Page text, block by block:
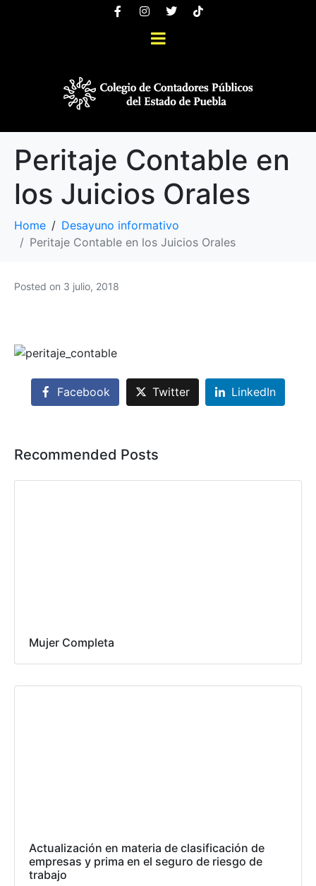
Peritaje Contable en
los Juicios Orales
Home
Desayuno informativo
Peritaje Contable en los Juicios Orales
Posted on 3 julio, 2018
Facebook Twitter LinkedIn
Recommended Posts
Mujer Completa
Actualización en materia de clasificación de
empresas y prima en el seguro de riesgo de
trabajo